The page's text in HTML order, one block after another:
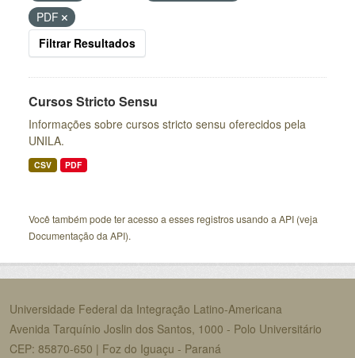
PDF
Filtrar Resultados
Cursos Stricto Sensu
Informações sobre cursos stricto sensu oferecidos pela
UNILA.
CSV PDF
Você também pode ter acesso a esses registros usando a API (veja
Documentação da API).
Universidade Federal da Integração Latino-Americana
Avenida Tarquínio Joslin dos Santos, 1000 - Polo Universitário
CEP: 85870-650 | Foz do Iguaçu - Paraná